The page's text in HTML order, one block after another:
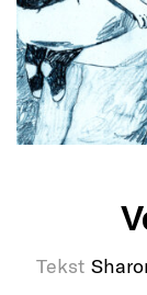
Tekst